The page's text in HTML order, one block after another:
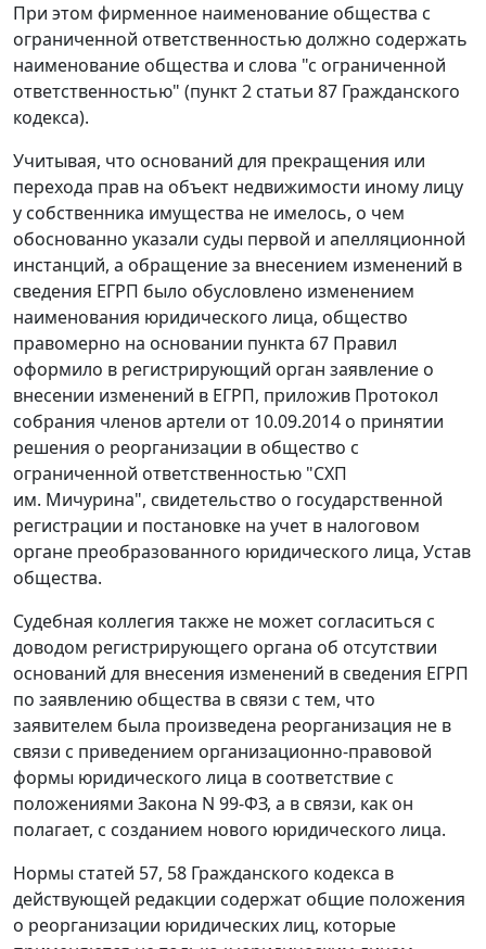
При этом фирменное наименование общества с
ограниченной ответственностью должно содержать
наименование общества и слова "с ограниченной
ответственностью" (пункт 2 статьи 87 Гражданского
кодекса).
Учитывая, что оснований для прекращения или
перехода прав на объект недвижимости иному лицу
у собственника имущества не имелось, о чем
обоснованно указали суды первой и апелляционной
инстанций, а обращение за внесением изменений в
сведения ЕГРП было обусловлено изменением
наименования юридического лица, общество
правомерно на основании пункта 67 Правил
оформило в регистрирующий орган заявление о
внесении изменений в ЕГРП, приложив Протокол
собрания членов артели от 10.09.2014 о принятии
решения о реорганизации в общество с
ограниченной ответственностью "СХП
им. Мичурина", свидетельство о государственной
регистрации и постановке на учет в налоговом
органе преобразованного юридического лица, Устав
общества.
Судебная коллегия также не может согласиться с
доводом регистрирующего органа об отсутствии
оснований для внесения изменений в сведения ЕГРП
по заявлению общества в связи с тем, что
заявителем была произведена реорганизация не в
связи с приведением организационно-правовой
формы юридического лица в соответствие с
положениями Закона N 99-ФЗ, а в связи, как он
полагает, с созданием нового юридического лица.
Нормы статей 57, 58 Гражданского кодекса в
действующей редакции содержат общие положения
о реорганизации юридических лиц, которые